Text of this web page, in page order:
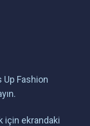
Up Fashion
için ekrandaki